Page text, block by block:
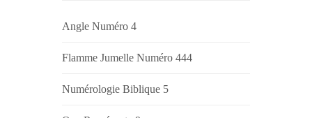
Angle Numéro 4
Flamme Jumelle Numéro 444
Numérologie Biblique 5